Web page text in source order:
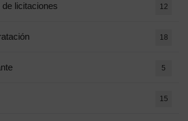
licitaciones 12
18
5
15